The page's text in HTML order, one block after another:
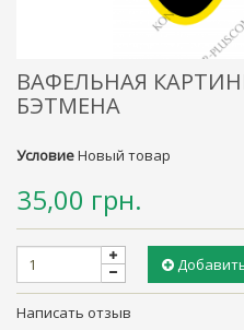
ВАФЕЛЬНАЯ
БЭТМЕНА
УсловиеНовый товар
35,00 грн.
Написать отзыв